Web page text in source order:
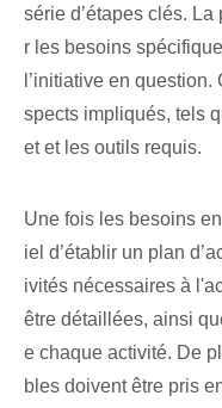
série d’étapes clés.
r les besoins
l’initiative en
spects impliqués, tels
et et les outils requis.
Une fois les besoins
iel d’établir un plan
ivités nécessaires à
être détaillées, ainsi
e chaque activité. De
bles doivent être pris